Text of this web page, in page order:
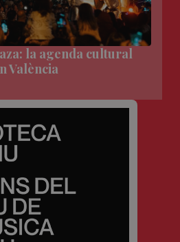
la agenda cultural
València